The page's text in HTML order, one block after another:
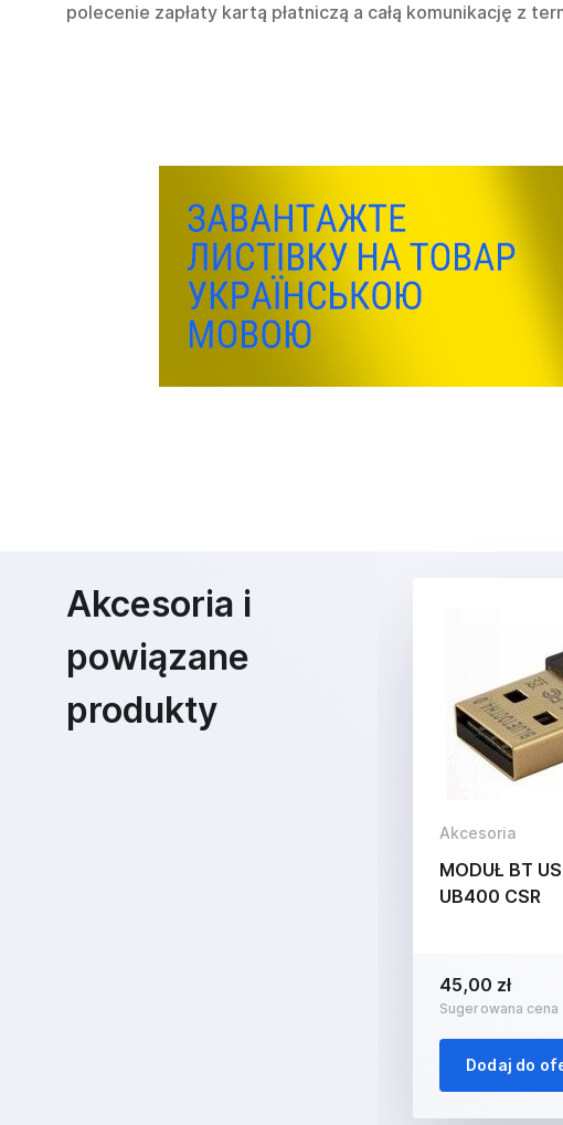
polecenie zapłaty kartą płatniczą a całą komunikację z
Akcesoria i
powiązane
produkty
Akcesoria
MODUŁ BT
UB400 CSR
45,00 zł
Sugerowana
Dodaj do